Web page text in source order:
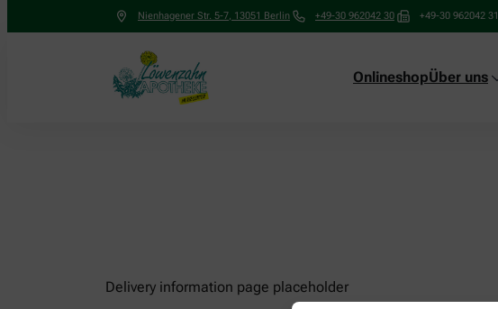
Nienhagener Str. 5-7, 13051 Berlin +49-30 962042 30 +49-30 962042 31
OnlineshopÜber uns
Delivery information page placeholder